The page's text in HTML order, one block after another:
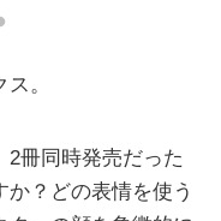
。
冊同時発売だった
？どの表情を使う